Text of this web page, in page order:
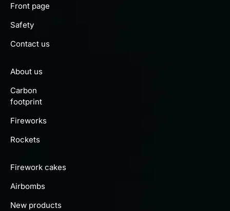
Front page
Safety
Contact us
About us
Carbon
footprint
Fireworks
Rockets
Firework cakes
Airbombs
New products